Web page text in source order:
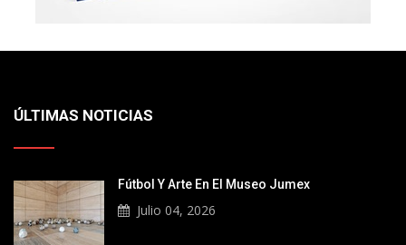
ÚLTIMAS NOTICIAS
Fútbol Y Arte En El Museo Jumex
Julio 04, 2026